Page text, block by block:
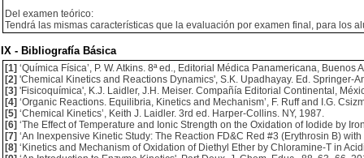
Del examen teórico:
Tendrá las mismas características que la evaluación por examen final, para los
IX - Bibliografía Básica
[1] ‘Química Física’, P. W. Atkins. 8ª ed., Editorial Médica Panamericana, Buenos
[2] 'Chemical Kinetics and Reactions Dynamics', S.K. Upadhayay. Ed. Springer-
[3] 'Fisicoquímica', K.J. Laidler, J.H. Meiser. Compañía Editorial Continental,
[4] ‘Organic Reactions. Equilibria, Kinetics and Mechanism’, F. Ruff and I.G.
[5] ‘Chemical Kinetics’, Keith J. Laidler. 3rd ed. Harper-Collins. NY, 1987.
[6] ‘The Effect of Temperature and Ionic Strength on the Oxidation of Iodide by
[7] ‘An Inexpensive Kinetic Study: The Reaction FD&C Red #3 (Erythrosin B)
[8] ‘Kinetics and Mechanism of Oxidation of Diethyl Ether by Chloramine-T in